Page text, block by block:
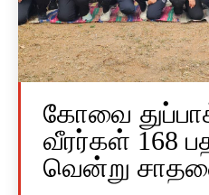
கோவை
வீரர்கள் 168
வென்று